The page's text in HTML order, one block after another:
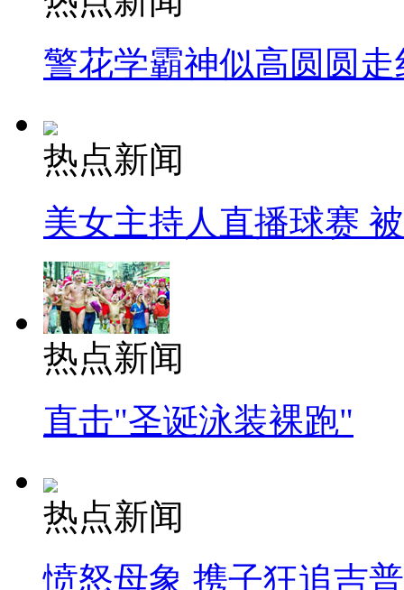
警花学霸神似高圆圆走
热点新闻
美女主持人直播球赛
热点新闻
直击"圣诞泳装裸跑"
热点新闻
愤怒母象 携子狂追吉